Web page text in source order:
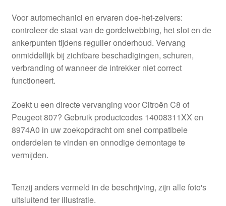
Voor automechanici en ervaren doe-het-zelvers:
controleer de staat van de gordelwebbing, het slot en de
ankerpunten tijdens regulier onderhoud. Vervang
onmiddellijk bij zichtbare beschadigingen, schuren,
verbranding of wanneer de intrekker niet correct
functioneert.
Zoekt u een directe vervanging voor Citroën C8 of
Peugeot 807? Gebruik productcodes 14008311XX en
8974A0 in uw zoekopdracht om snel compatibele
onderdelen te vinden en onnodige demontage te
vermijden.
Tenzij anders vermeld in de beschrijving, zijn alle foto's
uitsluitend ter illustratie.